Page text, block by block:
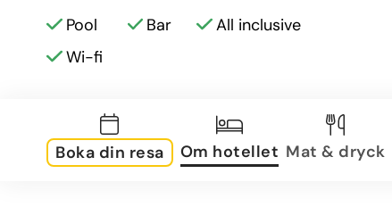
Pool
Bar
All inclusive
Wi-fi
Boka din resa Om hotellet Mat & dryck